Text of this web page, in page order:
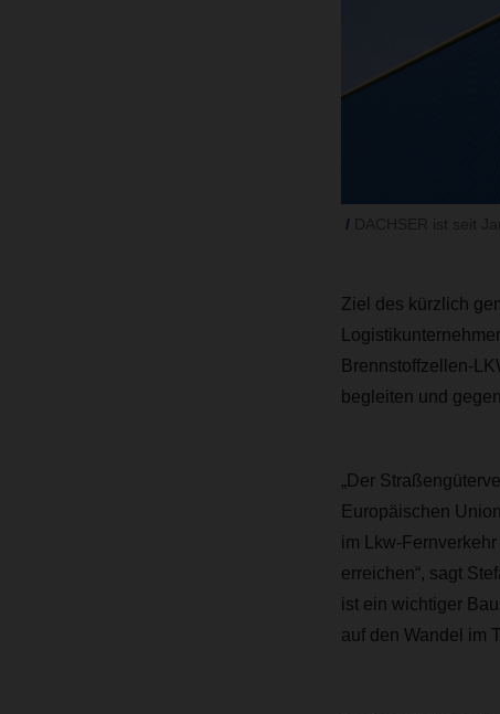
Ziel des kürzlich
Brennstoffzellen-
begleiten und
„Der
Europäischen
im Lkw-
erreichen“, sagt
ist ein wichtiger
auf den Wandel im